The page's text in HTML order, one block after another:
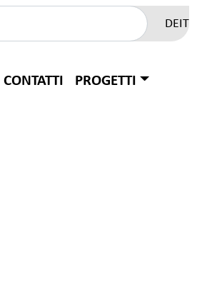
DEIT
CONTATTI PROGETTI